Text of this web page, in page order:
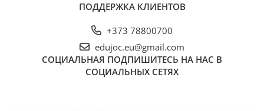
ПОДДЕРЖКА КЛИЕНТОВ
+373 78800700
edujoc.eu@gmail.com
СОЦИАЛЬНАЯ ПОДПИШИТЕСЬ НА НАС В
СОЦИАЛЬНЫХ СЕТЯХ